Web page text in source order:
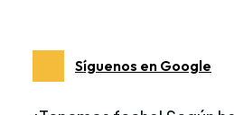
Síguenos en Google